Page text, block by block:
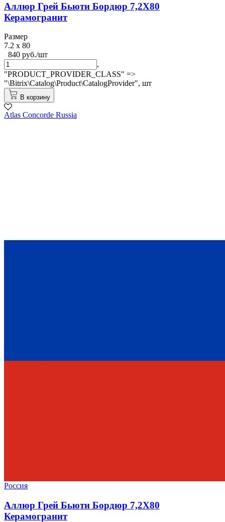
Аллюр Грей Бьюти Бордюр 7,2X80
Керамогранит
Размер
7.2 x 80
840 руб./шт
,
"PRODUCT_PROVIDER_CLASS" =>
"\Bitrix\Catalog\Product\CatalogProvider", шт
В корзину
Atlas Concorde Russia
Россия
Аллюр Грей Бьюти Бордюр 7,2X80
Керамогранит